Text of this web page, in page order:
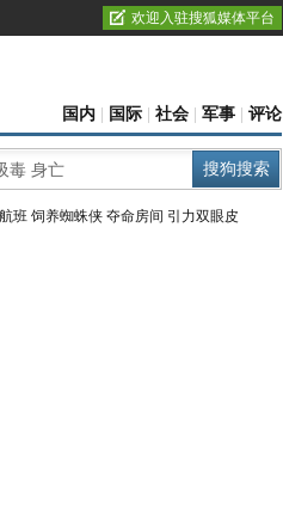
欢迎入驻搜狐媒体平台
国内 国际 社会 军事 评论
班 饲养蜘蛛侠 夺命房间 引力双眼皮